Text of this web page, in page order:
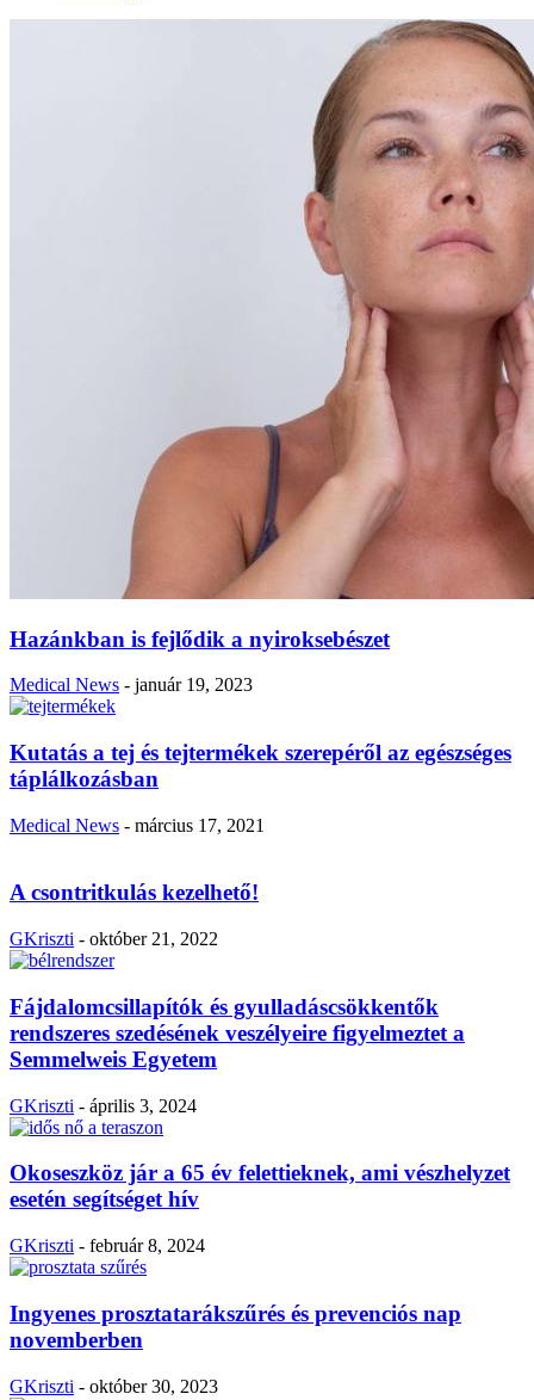
Hazánkban is fejlődik a nyiroksebészet
Medical News - január 19, 2023
Kutatás a tej és tejtermékek szerepéről az egészséges
táplálkozásban
Medical News - március 17, 2021
A csontritkulás kezelhető!
GKriszti - október 21, 2022
Fájdalomcsillapítók és gyulladáscsökkentők
rendszeres szedésének veszélyeire figyelmeztet a
Semmelweis Egyetem
GKriszti - április 3, 2024
Okoseszköz jár a 65 év felettieknek, ami vészhelyzet
esetén segítséget hív
GKriszti - február 8, 2024
Ingyenes prosztatarákszűrés és prevenciós nap
novemberben
GKriszti - október 30, 2023